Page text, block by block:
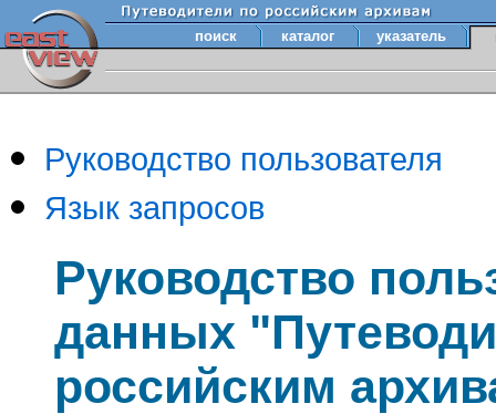
поиск каталог указатель
Руководство пользователя
Язык запросов
Руководство
данных
российским